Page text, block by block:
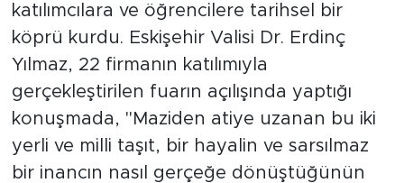
katılımcılara ve öğrencilere tarihsel bir
köprü kurdu. Eskişehir Valisi Dr. Erdinç
Yılmaz, 22 firmanın katılımıyla
gerçekleştirilen fuarın açılışında yaptığı
konuşmada, "Maziden atiye uzanan bu iki
yerli ve milli taşıt, bir hayalin ve sarsılmaz
bir inancın nasıl gerçeğe dönüştüğünün